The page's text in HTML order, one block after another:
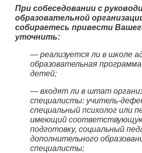
При собеседовании с
образовательной
собираетесь привести
уточнить:
— реализуется ли в школе
образовательная
детей;
— входят ли в штат
специалисты: учитель-
специальный психолог или
имеющий
подготовку, социальный
дополнительного
специалисты;